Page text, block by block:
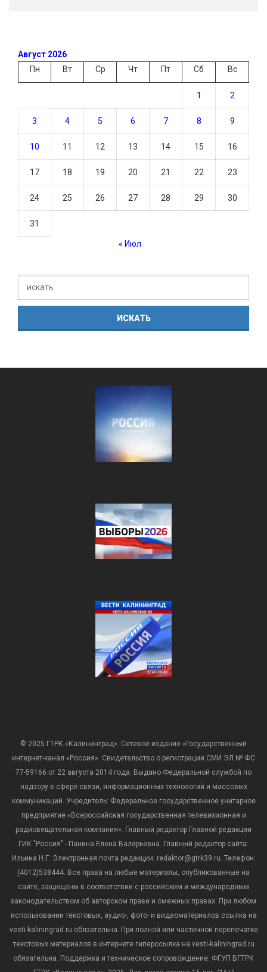
Август 2026
Пн
Вт Ср Чт Пт Сб Вс
1 2
3 4 5 6 7 8 9
10 11 12 13 14 15 16
17 18 19 20 21 22 23
24 25 26 27 28 29 30
31
« Июл
© 2025 ГТРК «Калининград». Сетевое издание «Государственный
интернет-канал «Россия». Свидетельство о регистрации СМИ ЭЛ № ФС
77-59166 от 22 августа 2014 года. Выдано Федеральной службой по
надзору в сфере связи, информационных технологий и массовых
коммуникаций. Учредитель: Федеральное государственное унитарное
предприятие «Всероссийская государственная телевизионная и
радиовещательная компания». Главный редактор Главной редакции
ГИК "Россия" - Панина Елена Валерьевна. Главный редактор сайта:
Ильина Н.Г. Электронная почта редакции: redaktor@gtrk39.ru. Телефон:
(4012)538444. Все права на любые материалы, опубликованные на
сайте, защищены в соответствии с российским и международным
законодательством об авторском праве и смежных правах. При любом
использовании текстовых, аудио-, фото- и видеоматериалов ссылка на
vesti-kaliningrad.ru обязательна. При полной или частичной перепечатке
текстовых материалов в интернете гиперссылка на vesti-kaliningrad.ru
обязательна. Поддержка и техническое сопровождение: ФГУП ВГТРК